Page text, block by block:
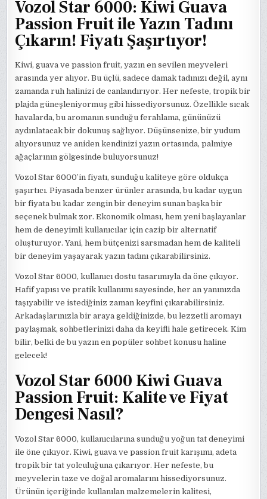
Vozol Star 6000: Kiwi Guava
Passion Fruit ile Yazın Tadını
Çıkarın! Fiyatı Şaşırtıyor!
Kiwi, guava ve passion fruit, yazın en sevilen meyveleri
arasında yer alıyor. Bu üçlü, sadece damak tadınızı değil, aynı
zamanda ruh halinizi de canlandırıyor. Her nefeste, tropik bir
plajda güneşleniyormuş gibi hissediyorsunuz. Özellikle sıcak
havalarda, bu aromanın sunduğu ferahlama, gününüzü
aydınlatacak bir dokunuş sağlıyor. Düşünsenize, bir yudum
alıyorsunuz ve aniden kendinizi yazın ortasında, palmiye
ağaçlarının gölgesinde buluyorsunuz!
Vozol Star 6000’in fiyatı, sunduğu kaliteye göre oldukça
şaşırtıcı. Piyasada benzer ürünler arasında, bu kadar uygun
bir fiyata bu kadar zengin bir deneyim sunan başka bir
seçenek bulmak zor. Ekonomik olması, hem yeni başlayanlar
hem de deneyimli kullanıcılar için cazip bir alternatif
oluşturuyor. Yani, hem bütçenizi sarsmadan hem de kaliteli
bir deneyim yaşayarak yazın tadını çıkarabilirsiniz.
Vozol Star 6000, kullanıcı dostu tasarımıyla da öne çıkıyor.
Hafif yapısı ve pratik kullanımı sayesinde, her an yanınızda
taşıyabilir ve istediğiniz zaman keyfini çıkarabilirsiniz.
Arkadaşlarınızla bir araya geldiğinizde, bu lezzetli aromayı
paylaşmak, sohbetlerinizi daha da keyifli hale getirecek. Kim
bilir, belki de bu yazın en popüler sohbet konusu haline
gelecek!
Vozol Star 6000 Kiwi Guava
Passion Fruit: Kalite ve Fiyat
Dengesi Nasıl?
Vozol Star 6000, kullanıcılarına sunduğu yoğun tat deneyimi
ile öne çıkıyor. Kiwi, guava ve passion fruit karışımı, adeta
tropik bir tat yolculuğuna çıkarıyor. Her nefeste, bu
meyvelerin taze ve doğal aromalarını hissediyorsunuz.
Ürünün içeriğinde kullanılan malzemelerin kalitesi,